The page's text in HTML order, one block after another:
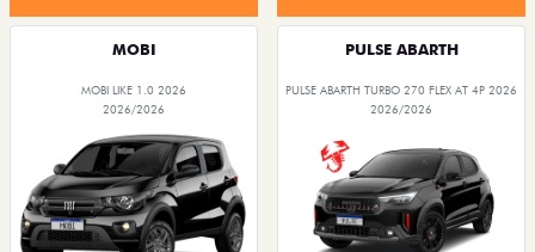
MOBI
MOBI LIKE 1.0 2026
2026/2026
PULSE ABARTH
PULSE ABARTH TURBO 270 FLEX AT 4P 2026
2026/2026